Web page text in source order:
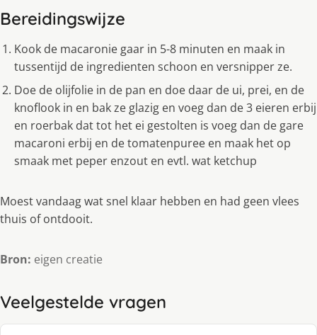
Bereidingswijze
Kook de macaronie gaar in 5-8 minuten en maak in
tussentijd de ingredienten schoon en versnipper ze.
Doe de olijfolie in de pan en doe daar de ui, prei, en de
knoflook in en bak ze glazig en voeg dan de 3 eieren erbij
en roerbak dat tot het ei gestolten is voeg dan de gare
macaroni erbij en de tomatenpuree en maak het op
smaak met peper enzout en evtl. wat ketchup
Moest vandaag wat snel klaar hebben en had geen vlees
thuis of ontdooit.
Bron: eigen creatie
Veelgestelde vragen